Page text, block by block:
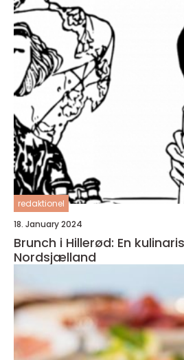
redaktionel
18. January 2024
Brunch i Hillerød: En
Nordsjælland